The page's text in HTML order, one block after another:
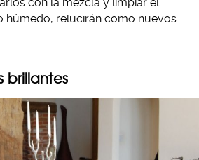
con la mezcla y limpiar el
húmedo, relucirán como nuevos.
brillantes